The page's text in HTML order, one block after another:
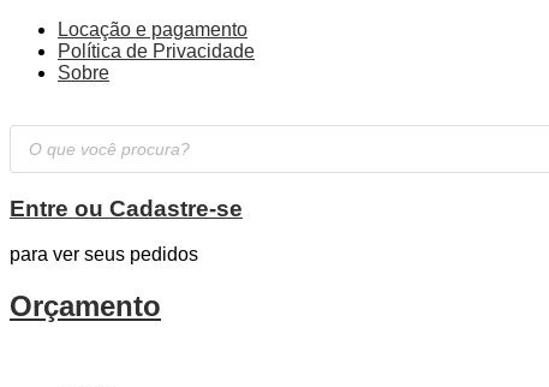
Locação e pagamento
Política de Privacidade
Sobre
Pesquisar
produtos
Entre ou Cadastre-se
para ver seus pedidos
Orçamento